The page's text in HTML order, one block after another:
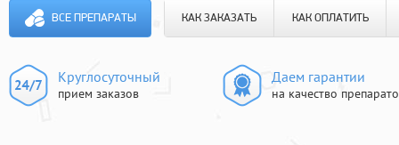
ВСЕ ПРЕПАРАТЫ КАК ЗАКАЗАТЬ КАК ОПЛАТИТЬ
Круглосуточный
прием заказов
Даем гарантии
на качество